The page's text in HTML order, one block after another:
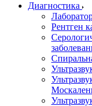
Диагностика
Рентген